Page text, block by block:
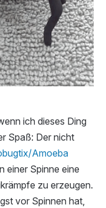
ich dieses Ding
Spaß: Der nicht
Amoeba
einer Spinne eine
zu erzeugen.
vor Spinnen hat,